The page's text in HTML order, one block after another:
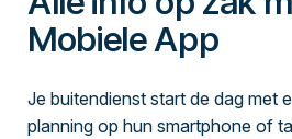
Mobiele App
Je buitendienst start de dag met
planning op hun smartphone of